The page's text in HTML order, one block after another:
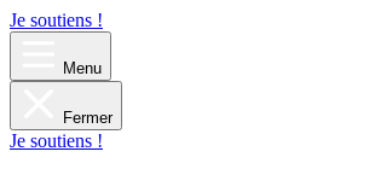
Je soutiens !
Menu
Fermer
Je soutiens !